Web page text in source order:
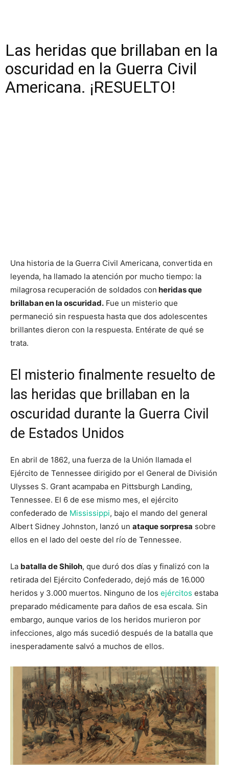
Las heridas que brillaban en la
oscuridad en la Guerra Civil
Americana. ¡RESUELTO!
Una historia de la Guerra Civil Americana, convertida en
leyenda, ha llamado la atención por mucho tiempo: la
milagrosa recuperación de soldados con heridas que
brillaban en la oscuridad. Fue un misterio que
permaneció sin respuesta hasta que dos adolescentes
brillantes dieron con la respuesta. Entérate de qué se
trata.
El misterio finalmente resuelto de
las heridas que brillaban en la
oscuridad durante la Guerra Civil
de Estados Unidos
En abril de 1862, una fuerza de la Unión llamada el
Ejército de Tennessee dirigido por el General de División
Ulysses S. Grant acampaba en Pittsburgh Landing,
Tennessee. El 6 de ese mismo mes, el ejército
confederado de Mississippi, bajo el mando del general
Albert Sidney Johnston, lanzó un ataque sorpresa sobre
ellos en el lado del oeste del río de Tennessee.
La batalla de Shiloh, que duró dos días y finalizó con la
retirada del Ejército Confederado, dejó más de 16.000
heridos y 3.000 muertos. Ninguno de los ejércitos estaba
preparado médicamente para daños de esa escala. Sin
embargo, aunque varios de los heridos murieron por
infecciones, algo más sucedió después de la batalla que
inesperadamente salvó a muchos de ellos.